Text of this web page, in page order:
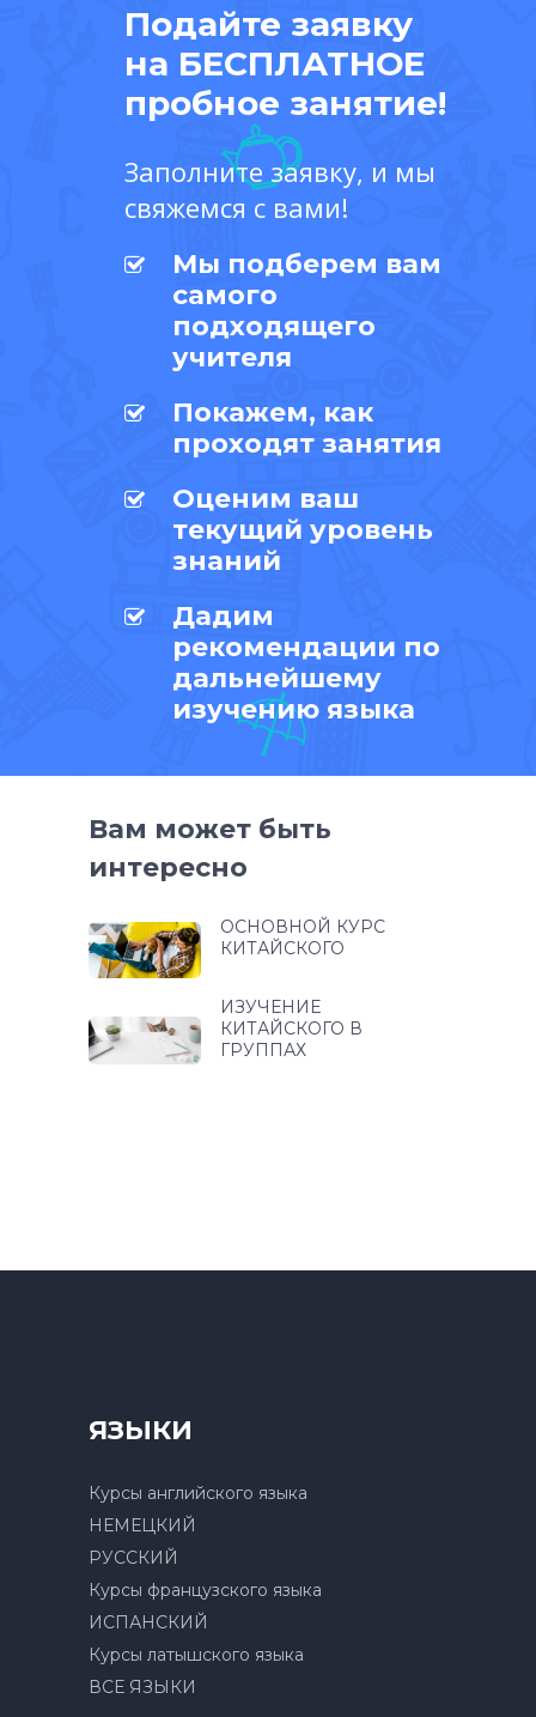
Подайте заявку
на БЕСПЛАТНОЕ
пробное занятие!
Заполните заявку, и мы
свяжемся с вами!
Мы подберем вам
самого
подходящего
учителя
Покажем, как
проходят занятия
Оценим ваш
текущий уровень
знаний
Дадим
рекомендации по
дальнейшему
изучению языка
Вам может быть
интересно
ОСНОВНОЙ КУРС
КИТАЙСКОГО
ИЗУЧЕНИЕ
КИТАЙСКОГО В
ГРУППАХ
ЯЗЫКИ
Курсы английского языка
НЕМЕЦКИЙ
РУССКИЙ
Курсы французского языка
ИСПАНСКИЙ
Курсы латышского языка
ВСЕ ЯЗЫКИ